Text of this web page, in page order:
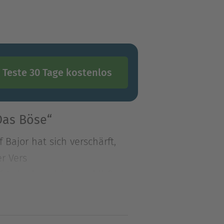
Teste 30 Tage kostenlos
Böse“
Bajor hat sich verschärft,
Vers